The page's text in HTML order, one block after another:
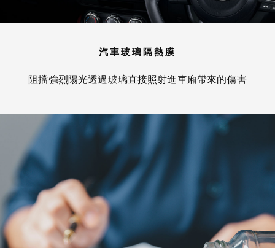
汽車玻璃隔熱膜
阻擋強烈陽光透過玻璃直接照射進車廂帶來的傷害